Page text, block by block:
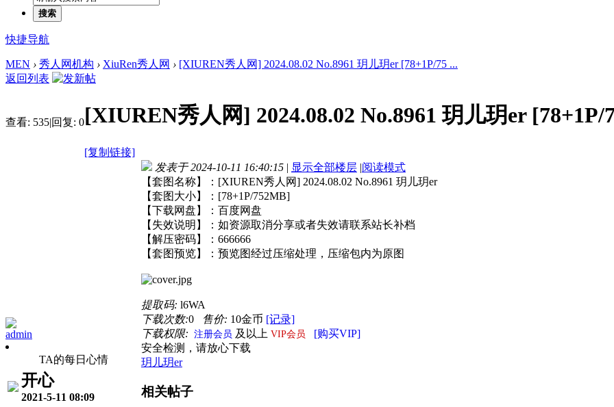
搜索
快捷导航
MEN › 秀人网机构 › XiuRen秀人网 › [XIUREN秀人网] 2024.08.02 No.8961 玥儿玥er [78+1P/75 ...
返回列表
查看: 535|回复: 0[XIUREN秀人网] 2024.08.02 No.8961 玥儿玥er [78+1P/
[复制链接]
admin
TA的每日心情
开心
2021-5-11 08:09
发表于 2024-10-11 16:40:15 | 显示全部楼层 |阅读模式
【套图名称】：[XIUREN秀人网] 2024.08.02 No.8961 玥儿玥er
【套图大小】：[78+1P/752MB]
【下载网盘】：百度网盘
【失效说明】：如资源取消分享或者失效请联系站长补档
【解压密码】：666666
【套图预览】：预览图经过压缩处理，压缩包内为原图
提取码: l6WA
下载次数:0 售价: 10金币 [记录]
下载权限: 注册会员 及以上 VIP会员
[购买VIP]
安全检测，请放心下载
玥儿玥er
相关帖子